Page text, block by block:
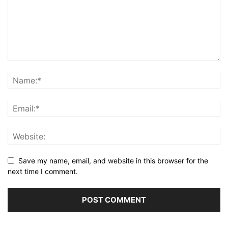
Save my name, email, and website in this browser for the
next time I comment.